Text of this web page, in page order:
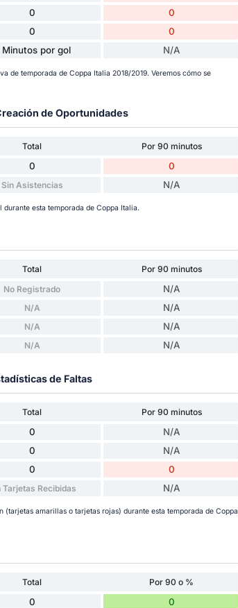
0 0
0 0
por gol N/A
de temporada de Coppa Italia 2018/2019. Veremos cómo se
de Oportunidades
Total
Por 90 minutos
0 0
Sin Asistencias N/A
esta temporada de Coppa Italia.
Total
Por 90 minutos
No Registrado N/A
N/A N/A
N/A N/A
N/A N/A
de Faltas
Total
Por 90 minutos
0 N/A
0 N/A
0 0
Tarjetas Recibidas N/A
amarillas o tarjetas rojas) durante esta temporada de Coppa
Total
Por 90 o %
0 0